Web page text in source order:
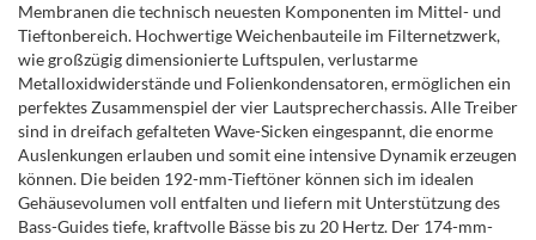
Membranen die technisch neuesten Komponenten im Mittel- und
Tieftonbereich. Hochwertige Weichenbauteile im Filternetzwerk,
wie großzügig dimensionierte Luftspulen, verlustarme
Metalloxidwiderstände und Folienkondensatoren, ermöglichen ein
perfektes Zusammenspiel der vier Lautsprecherchassis. Alle Treiber
sind in dreifach gefalteten Wave-Sicken eingespannt, die enorme
Auslenkungen erlauben und somit eine intensive Dynamik erzeugen
können. Die beiden 192-mm-Tieftöner können sich im idealen
Gehäusevolumen voll entfalten und liefern mit Unterstützung des
Bass-Guides tiefe, kraftvolle Bässe bis zu 20 Hertz. Der 174-mm-